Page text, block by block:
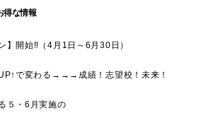
得な情報
】開始‼（4月1日～6月30日）
で変わる→→→成績！志望校！未来！
５・6月実施の